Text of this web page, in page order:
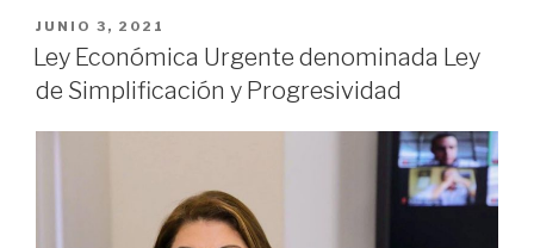
JUNIO 3, 2021
Ley Económica Urgente denominada Ley
de Simplificación y Progresividad